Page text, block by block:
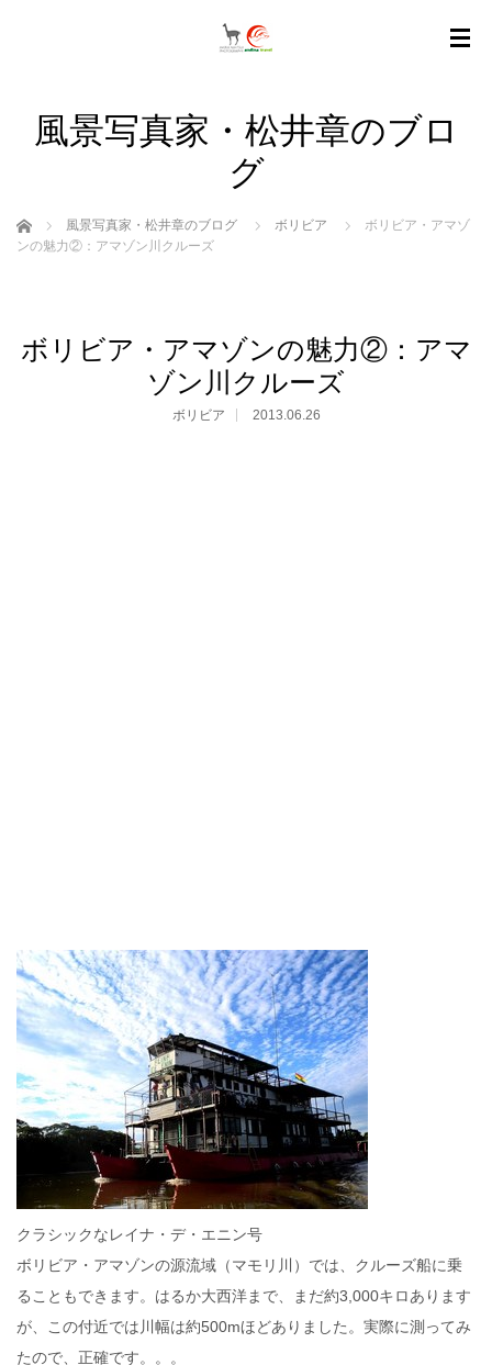
風景写真家・松井章のブロ
グ
ホーム 風景写真家・松井章のブログ ボリビア
ボリビア・アマゾ
ンの魅力②：アマゾン川クルーズ
ボリビア・アマゾンの魅力②：アマ
ゾン川クルーズ
ボリビア 2013.06.26
クラシックなレイナ・デ・エニン号
ボリビア・アマゾンの源流域（マモリ川）では、クルーズ船に乗
ることもできます。はるか大西洋まで、まだ約3,000キロあります
が、この付近では川幅は約500mほどありました。実際に測ってみ
たので、正確です。。。